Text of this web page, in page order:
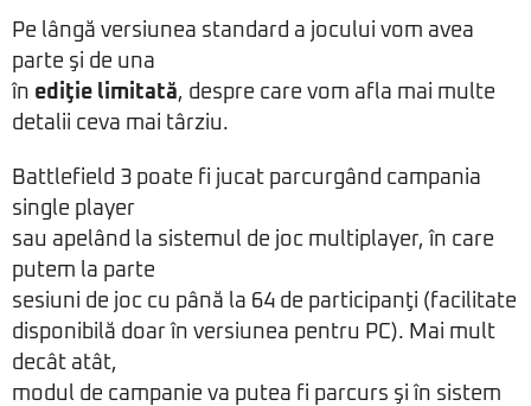
Pe lângă versiunea standard a jocului vom avea
parte şi de una
în ediţie limitată, despre care vom afla mai multe
detalii ceva mai târziu.
Battlefield 3 poate fi jucat parcurgând campania
single player
sau apelând la sistemul de joc multiplayer, în care
putem la parte
sesiuni de joc cu până la 64 de participanţi (facilitate
disponibilă doar în versiunea pentru PC). Mai mult
decât atât,
modul de campanie va putea fi parcurs şi în sistem